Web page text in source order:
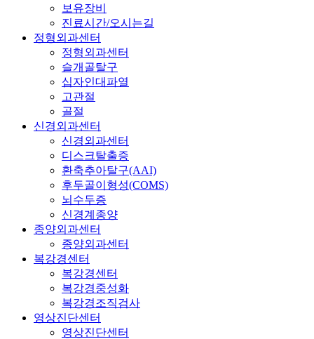
보유장비
진료시간/오시는길
정형외과센터
정형외과센터
슬개골탈구
십자인대파열
고관절
골절
신경외과센터
신경외과센터
디스크탈출증
환축추아탈구(AAI)
후두골이형성(COMS)
뇌수두증
신경계종양
종양외과센터
종양외과센터
복강경센터
복강경센터
복강경중성화
복강경조직검사
영상진단센터
영상진단센터